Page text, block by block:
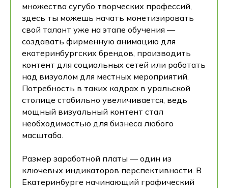
множества сугубо творческих профессий,
здесь ты можешь начать монетизировать
свой талант уже на этапе обучения —
создавать фирменную анимацию для
екатеринбургских брендов, производить
контент для социальных сетей или работать
над визуалом для местных мероприятий.
Потребность в таких кадрах в уральской
столице стабильно увеличивается, ведь
мощный визуальный контент стал
необходимостью для бизнеса любого
масштаба.
Размер заработной платы — один из
ключевых индикаторов перспективности. В
Екатеринбурге начинающий графический